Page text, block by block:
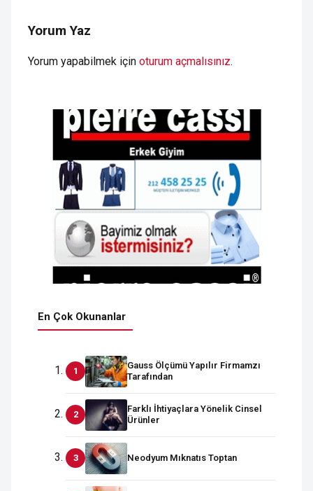
Yorum Yaz
Yorum yapabilmek için oturum açmalısınız.
En Çok Okunanlar
Gauss Ölçümü Yapılır Firmamzı
Tarafından
Farklı İhtiyaçlara Yönelik Cinsel
Ürünler
Neodyum Mıknatıs Toptan